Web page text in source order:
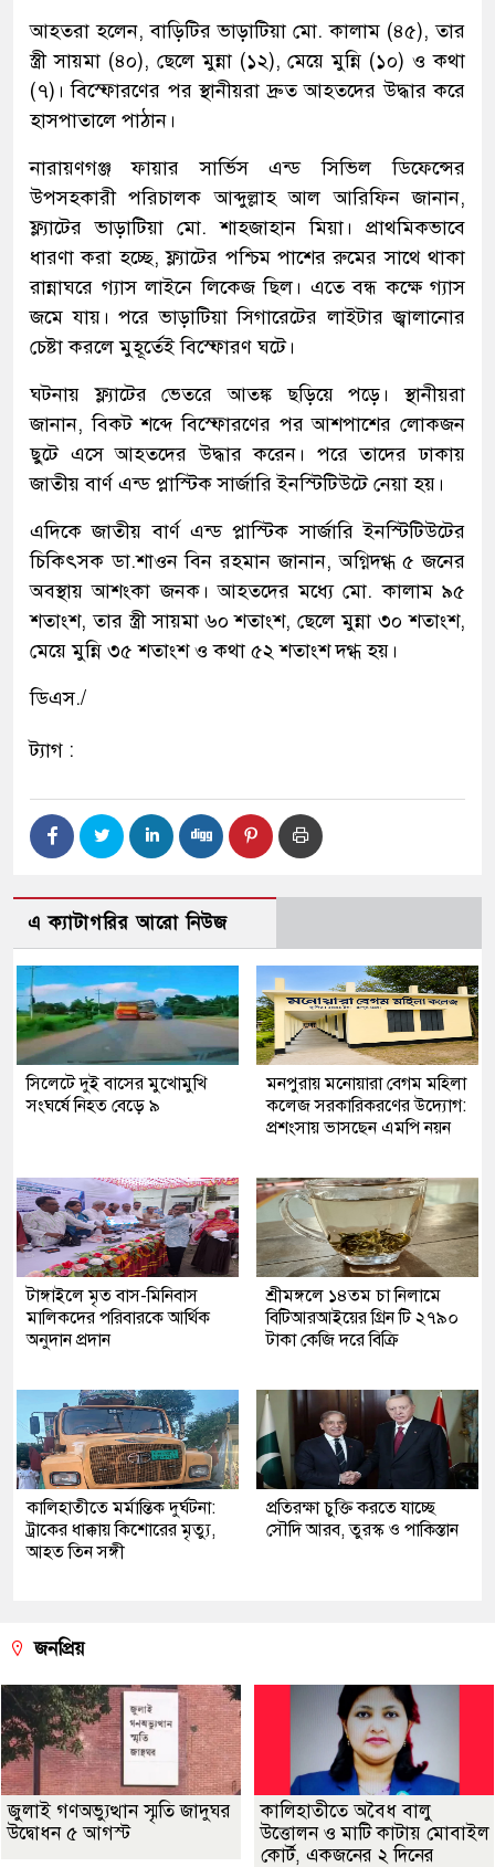
আহতরা হলেন, বাড়িটির ভাড়াটিয়া মো. কালাম (৪৫), তার
স্ত্রী সায়মা (৪০), ছেলে মুন্না (১২), মেয়ে মুন্নি (১০) ও কথা
(৭)। বিস্ফোরণের পর স্থানীয়রা দ্রুত আহতদের উদ্ধার করে
হাসপাতালে পাঠান।
নারায়ণগঞ্জ ফায়ার সার্ভিস এন্ড সিভিল ডিফেন্সের
উপসহকারী পরিচালক আব্দুল্লাহ আল আরিফিন জানান,
ফ্ল্যাটের ভাড়াটিয়া মো. শাহজাহান মিয়া। প্রাথমিকভাবে
ধারণা করা হচ্ছে, ফ্ল্যাটের পশ্চিম পাশের রুমের সাথে থাকা
রান্নাঘরে গ্যাস লাইনে লিকেজ ছিল। এতে বন্ধ কক্ষে গ্যাস
জমে যায়। পরে ভাড়াটিয়া সিগারেটের লাইটার জ্বালানোর
চেষ্টা করলে মুহূর্তেই বিস্ফোরণ ঘটে।
ঘটনায় ফ্ল্যাটের ভেতরে আতঙ্ক ছড়িয়ে পড়ে। স্থানীয়রা
জানান, বিকট শব্দে বিস্ফোরণের পর আশপাশের লোকজন
ছুটে এসে আহতদের উদ্ধার করেন। পরে তাদের ঢাকায়
জাতীয় বার্ণ এন্ড প্লাস্টিক সার্জারি ইনস্টিটিউটে নেয়া হয়।
এদিকে জাতীয় বার্ণ এন্ড প্লাস্টিক সার্জারি ইনস্টিটিউটের
চিকিৎসক ডা.শাওন বিন রহমান জানান, অগ্নিদগ্ধ ৫ জনের
অবস্থায় আশংকা জনক। আহতদের মধ্যে মো. কালাম ৯৫
শতাংশ, তার স্ত্রী সায়মা ৬০ শতাংশ, ছেলে মুন্না ৩০ শতাংশ,
মেয়ে মুন্নি ৩৫ শতাংশ ও কথা ৫২ শতাংশ দগ্ধ হয়।
ডিএস./
ট্যাগ :
এ ক্যাটাগরির আরো নিউজ
সিলেটে দুই বাসের মুখোমুখি
সংঘর্ষে নিহত বেড়ে ৯
মনপুরায় মনোয়ারা বেগম মহিলা
কলেজ সরকারিকরণের উদ্যোগ:
প্রশংসায় ভাসছেন এমপি নয়ন
টাঙ্গাইলে মৃত বাস-মিনিবাস
মালিকদের পরিবারকে আর্থিক
অনুদান প্রদান
শ্রীমঙ্গলে ১৪তম চা নিলামে
বিটিআরআইয়ের গ্রিন টি ২৭৯০
টাকা কেজি দরে বিক্রি
কালিহাতীতে মর্মান্তিক দুর্ঘটনা:
ট্রাকের ধাক্কায় কিশোরের মৃত্যু,
আহত তিন সঙ্গী
প্রতিরক্ষা চুক্তি করতে যাচ্ছে
সৌদি আরব, তুরস্ক ও পাকিস্তান
জনপ্রিয়
জুলাই গণঅভ্যুত্থান স্মৃতি জাদুঘর
উদ্বোধন ৫ আগস্ট
কালিহাতীতে অবৈধ বালু
উত্তোলন ও মাটি কাটায় মোবাইল
কোর্ট, একজনের ২ দিনের